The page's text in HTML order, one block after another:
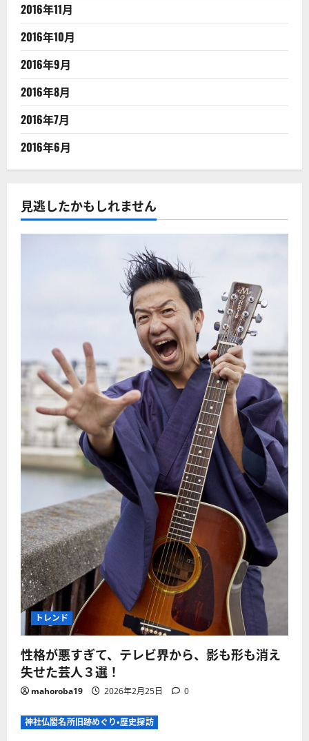
2016年11月
2016年10月
2016年9月
2016年8月
2016年7月
2016年6月
見逃したかもしれません
トレンド
性格が悪すぎて、テレビ界から、影も形も消え
失せた芸人３選！
mahoroba19 2026年2月25日 0
神社仏閣名所旧跡めぐり・歴史探訪